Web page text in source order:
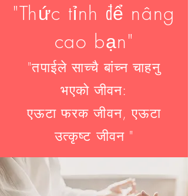
"Thức tỉnh để nâng
cao bạn"
"तपाईले साच्चै बांच्न चाहनु
भएको जीवन:
एऊटा फरक जीवन, एऊटा
उत्कृष्ट जीवन "